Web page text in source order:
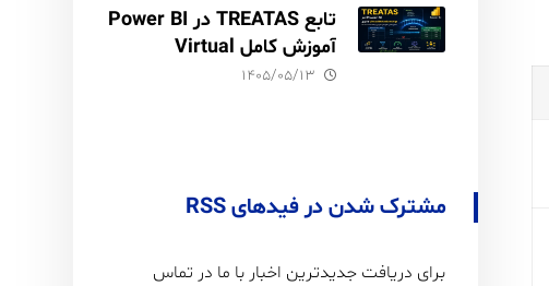
تابع TREATAS در Power BI
آموزش کامل Virtual
Relationship،
۱۴۰۵/۰۵/۱۳
مشترک شدن در فیدهای RSS
برای دریافت جدیدترین اخبار با ما در تماس